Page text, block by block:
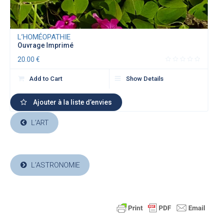
L’HOMÉOPATHIE
Ouvrage Imprimé
20.00€
Add to Cart Show Details
Ajouter à la liste d’envies
L’ART
L’ASTRONOMIE